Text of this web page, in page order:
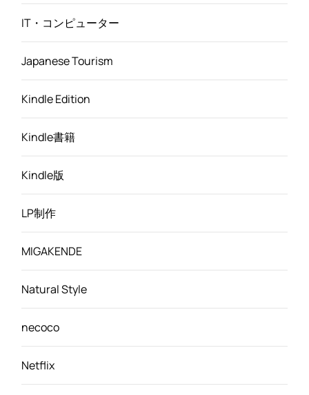
IT・コンピューター
Japanese Tourism
Kindle Edition
Kindle書籍
Kindle版
LP制作
MIGAKENDE
Natural Style
necoco
Netflix